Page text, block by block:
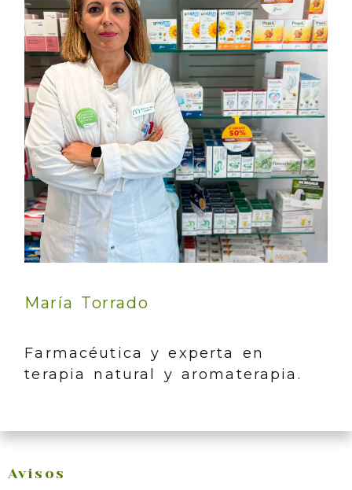
María Torrado
Farmacéutica y experta en
terapia natural y aromaterapia.
Avisos